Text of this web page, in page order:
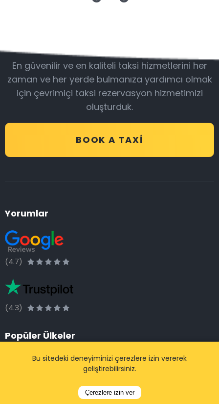
En güvenilir ve en kaliteli taksi hizmetlerini her
zaman ve her yerde bulmanıza yardımcı olmak
için çevrimiçi taksi rezervasyon hizmetimizi
oluşturduk.
BOOK A TAXI
Yorumlar
(4.7)
(4.3)
Popüler Ülkeler
Bu sitedeki deneyiminizi çerezlere izin vererek
geliştirebilirsiniz.
Çerezlere izin ver